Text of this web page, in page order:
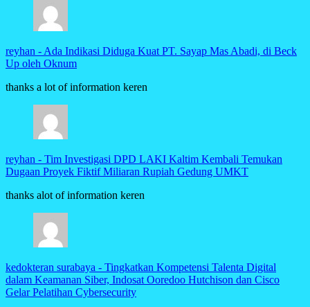
reyhan - Ada Indikasi Diduga Kuat PT. Sayap Mas Abadi, di Beck
Up oleh Oknum
thanks a lot of information keren
reyhan - Tim Investigasi DPD LAKI Kaltim Kembali Temukan
Dugaan Proyek Fiktif Miliaran Rupiah Gedung UMKT
thanks alot of information keren
kedokteran surabaya - Tingkatkan Kompetensi Talenta Digital
dalam Keamanan Siber, Indosat Ooredoo Hutchison dan Cisco
Gelar Pelatihan Cybersecurity